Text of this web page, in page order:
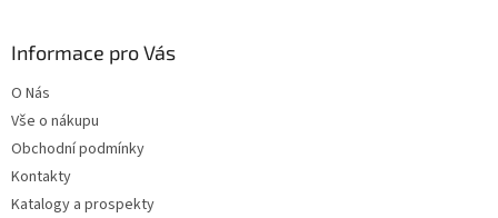
Informace pro Vás
O Nás
Vše o nákupu
Obchodní podmínky
Kontakty
Katalogy a prospekty